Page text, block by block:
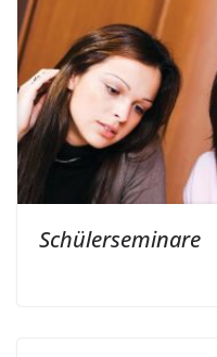
Schülerseminare